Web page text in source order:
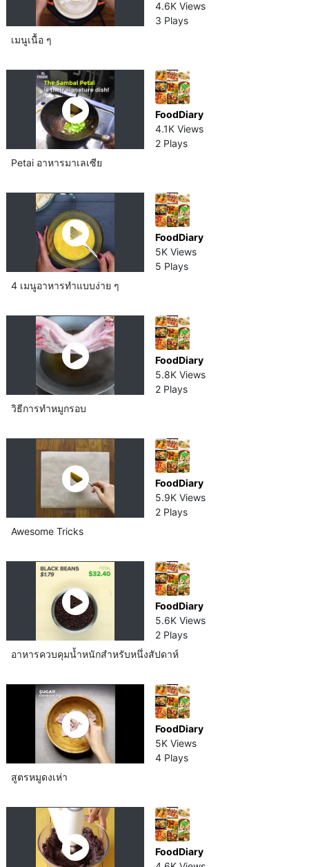
4.6K Views
3 Plays
เมนูเนื้อ ๆ
FoodDiary
4.1K Views
2 Plays
Petai อาหารมาเลเซีย​
FoodDiary
5K Views
5 Plays
4 เมนูอาหารทำแบบง่าย ๆ
FoodDiary
5.8K Views
2 Plays
วิธีการทำหมู​กรอบ
FoodDiary
5.9K Views
2 Plays
Awesome Tricks
FoodDiary
5.6K Views
2 Plays
อาหารควบคุมน้ำหนักสำหรับหนึ่งสัปดาห์​
FoodDiary
5K Views
4 Plays
สูตรหมูดงเห่า
FoodDiary